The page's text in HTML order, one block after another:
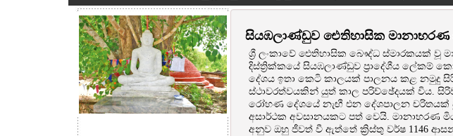
සියඹලාණ්ඩුව ඓතිහාසික මානාභරණ
ශ්‍රී ලංකාවේ ඓතිහාසික බෞද්ධ ස්මාරකයක් වූ
දිස්ත්‍රික්කයේ සියඹලාණ්ඩුව ප්‍රාදේශීය ලේකම්
දේශය ඉතා කෙටි කාලයක් පාලනය කළ නමුදු
ස්ථාවරත්වයකින් යුත් කාල පරිච්ඡේදයක් විය.
රෝහණ දේශයේ නැඟී එන දේශපාලන
අසාර්ථක අවසානයකට පත් වෙයි. මානාභරණ
අනුව ඔහු ජීවත් වී ඇත්තේ ක්‍රිස්තු වර්ෂ 1146